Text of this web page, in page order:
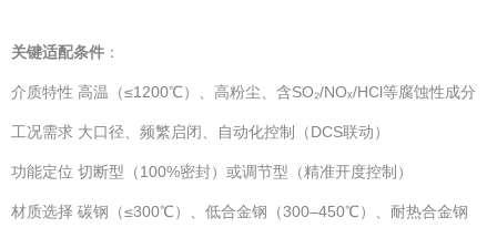
关键适配条件 ：
介质特性 高温（≤1200℃）、高粉尘、含SO₂/NOₓ/HCl等腐蚀性成分
工况需求 大口径、频繁启闭、自动化控制（DCS联动）
功能定位 切断型（100%密封）或调节型（精准开度控制）
材质选择 碳钢（≤300℃）、低合金钢（300–450℃）、耐热合金钢